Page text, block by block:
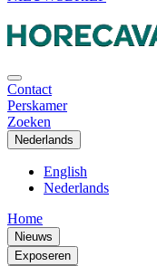
Contact
Perskamer
Zoeken
Nederlands
English
Nederlands
Home
Nieuws
Exposeren